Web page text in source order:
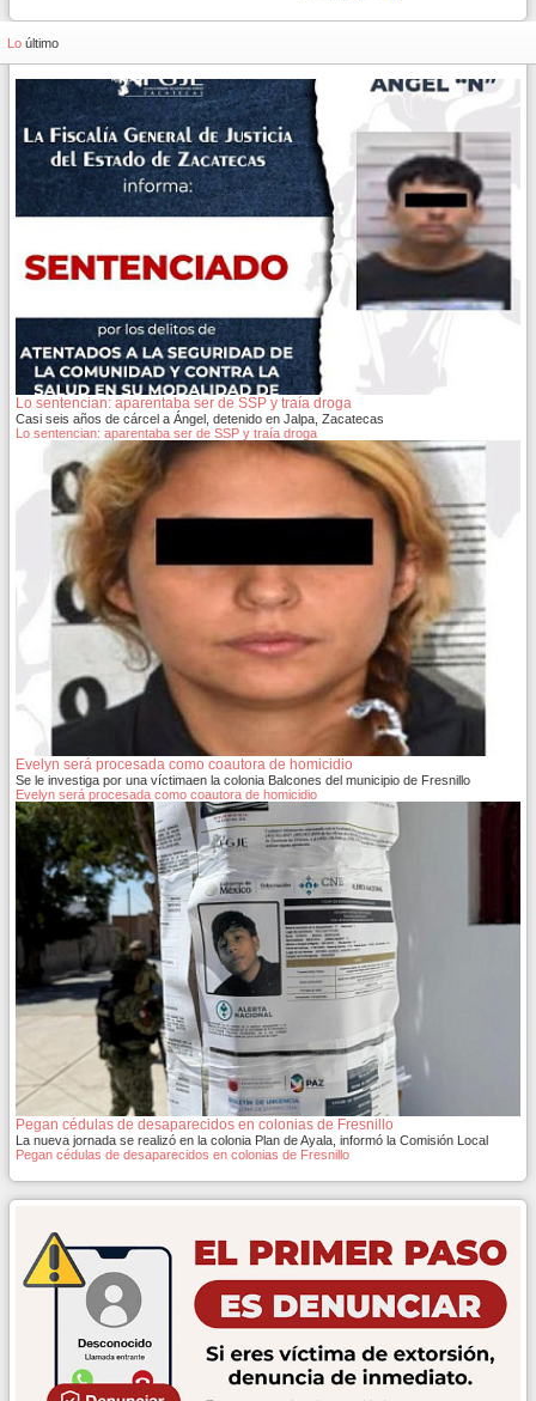
Lo último
Lo sentencian: aparentaba ser de SSP y traía droga
Casi seis años de cárcel a Ángel, detenido en Jalpa, Zacatecas
Lo sentencian: aparentaba ser de SSP y traía droga
Evelyn será procesada como coautora de homicidio
Se le investiga por una víctimaen la colonia Balcones del municipio de Fresnillo
Evelyn será procesada como coautora de homicidio
Pegan cédulas de desaparecidos en colonias de Fresnillo
La nueva jornada se realizó en la colonia Plan de Ayala, informó la Comisión Local
Pegan cédulas de desaparecidos en colonias de Fresnillo